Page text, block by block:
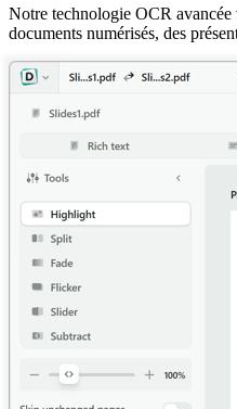
Notre technologie OCR avancée
documents numérisés, des